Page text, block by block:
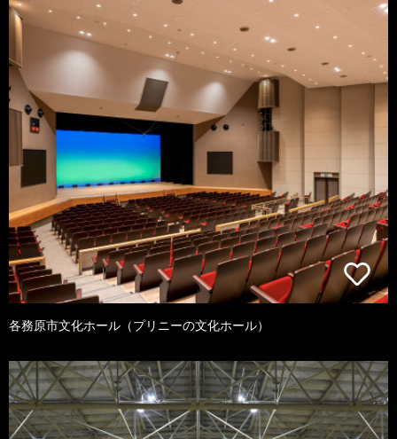
各務原市文化ホール（プリニーの文化ホール）